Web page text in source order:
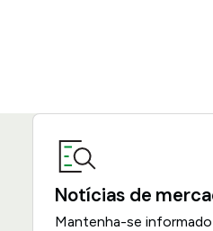
Notícias de
Mantenha-se